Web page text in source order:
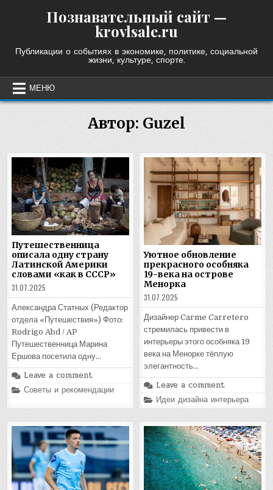
Познавательный сайт —
krovlsale.ru
Публикации о событиях в экономике, политике, социальной
жизни, культуре, спорте.
МЕНЮ
Автор: Guzel
Путешественница
описала одну страну
Латинской Америки
словами «как в СССР»
31.07.2025
Александра Статных (Редактор
отдела «Путешествия») Фото:
Rodrigo Abd / AP
Путешественница Марина
Ершова посетила одну…
Leave a comment
Posted
Советы и рекомендации
Уютное обновление
прекрасного особняка
19-века на острове
Менорка
31.07.2025
Дизайнер Carme Carretero
стремилась привести в
интерьеры этого особняка 19
века на Менорке тёплую
элегантность…
Leave a comment
Posted
in
Идеи дизайна интерьера